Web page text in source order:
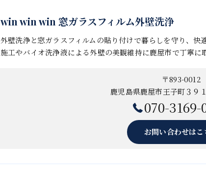
win win win 窓ガラスフィルム外壁洗浄
外壁洗浄と窓ガラスフィルムの貼り付けで暮らしを守り、
施工やバイオ洗浄液による外壁の美観維持に鹿屋市で丁寧に
〒893-0012
鹿児島県鹿屋市王子町３９
070-3169-
お問い合わせはこ